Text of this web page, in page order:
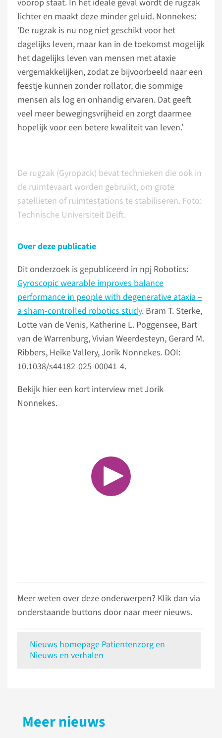
voorop staat. In het ideale geval wordt de rugzak
lichter en maakt deze minder geluid. Nonnekes:
‘De rugzak is nu nog niet geschikt voor het
dagelijks leven, maar kan in de toekomst mogelijk
het dagelijks leven van mensen met ataxie
vergemakkelijken, zodat ze bijvoorbeeld naar een
feestje kunnen zonder rollator, die sommige
mensen als log en onhandig ervaren. Dat geeft
veel meer bewegingsvrijheid en zorgt daarmee
hopelijk voor een betere kwaliteit van leven.’
De rugzak (Gyropack) bevat technieken die ook in
de ruimtevaart worden gebruikt, om grote
satellieten of ruimtestations te stabiliseren. Foto:
Technische Universiteit Delft.
Over deze publicatie
Dit onderzoek is gepubliceerd in npj Robotics:
Gyroscopic wearable improves balance
performance in people with degenerative ataxia –
a sham-controlled robotics study. Bram T. Sterke,
Lotte van de Venis, Katherine L. Poggensee, Bart
van de Warrenburg, Vivian Weerdesteyn, Gerard M.
Ribbers, Heike Vallery, Jorik Nonnekes. DOI:
10.1038/s44182-025-00041-4.
Bekijk hier een kort interview met Jorik
Nonnekes.
Meer weten over deze onderwerpen? Klik dan via
onderstaande buttons door naar meer nieuws.
Nieuws homepage Patientenzorg en
Nieuws en verhalen
Meer nieuws